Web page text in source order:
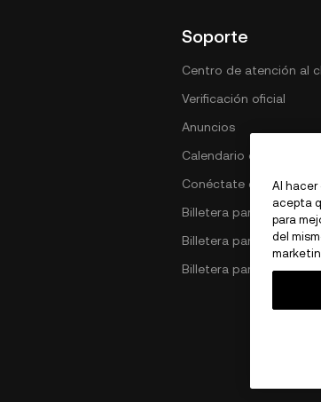
Soporte
Centro de atención al
Verificación oficial
Anuncios
Calendario de
Conéctate con OKX
Billetera para Bitcoin
Billetera para Ethereum
Billetera para Solana
Al hacer
acepta
para
del